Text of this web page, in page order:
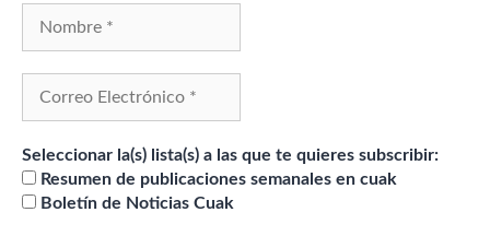
Seleccionar la(s) lista(s) a las que te quieres subscribir:
Resumen de publicaciones semanales en cuak
Boletín de Noticias Cuak